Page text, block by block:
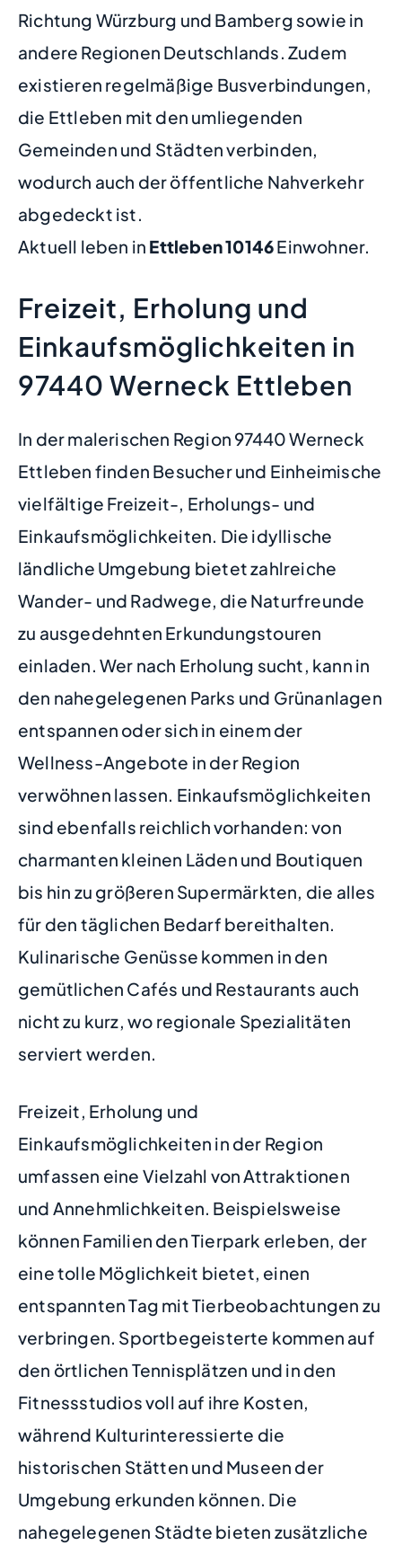
Richtung Würzburg und Bamberg sowie in
andere Regionen Deutschlands. Zudem
existieren regelmäßige Busverbindungen,
die Ettleben mit den umliegenden
Gemeinden und Städten verbinden,
wodurch auch der öffentliche Nahverkehr
abgedeckt ist.
Aktuell leben in Ettleben10146Einwohner.
Freizeit, Erholung und
Einkaufsmöglichkeiten in
97440 Werneck Ettleben
In der malerischen Region 97440 Werneck
Ettleben finden Besucher und Einheimische
vielfältige Freizeit-, Erholungs- und
Einkaufsmöglichkeiten. Die idyllische
ländliche Umgebung bietet zahlreiche
Wander- und Radwege, die Naturfreunde
zu ausgedehnten Erkundungstouren
einladen. Wer nach Erholung sucht, kann in
den nahegelegenen Parks und Grünanlagen
entspannen oder sich in einem der
Wellness-Angebote in der Region
verwöhnen lassen. Einkaufsmöglichkeiten
sind ebenfalls reichlich vorhanden: von
charmanten kleinen Läden und Boutiquen
bis hin zu größeren Supermärkten, die alles
für den täglichen Bedarf bereithalten.
Kulinarische Genüsse kommen in den
gemütlichen Cafés und Restaurants auch
nicht zu kurz, wo regionale Spezialitäten
serviert werden.
Freizeit, Erholung und
Einkaufsmöglichkeiten in der Region
umfassen eine Vielzahl von Attraktionen
und Annehmlichkeiten. Beispielsweise
können Familien den Tierpark erleben, der
eine tolle Möglichkeit bietet, einen
entspannten Tag mit Tierbeobachtungen zu
verbringen. Sportbegeisterte kommen auf
den örtlichen Tennisplätzen und in den
Fitnessstudios voll auf ihre Kosten,
während Kulturinteressierte die
historischen Stätten und Museen der
Umgebung erkunden können. Die
nahegelegenen Städte bieten zusätzliche